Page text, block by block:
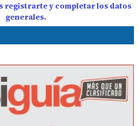
registrarte y completar los datos
generales.